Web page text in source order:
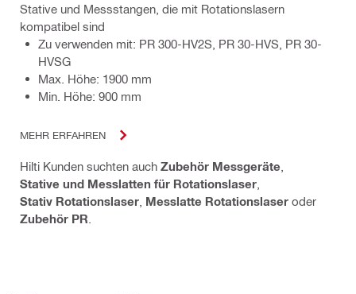
Stative und Messstangen, die mit Rotationslasern
kompatibel sind
Zu verwenden mit: PR 300-HV2S, PR 30-HVS, PR 30-
HVSG
Max. Höhe: 1900 mm
Min. Höhe: 900 mm
MEHR ERFAHREN
Hilti Kunden suchten auch Zubehör Messgeräte
Stative und Messlatten für Rotationslaser
Stativ Rotationslaser Messlatte Rotationslaser oder
Zubehör PR